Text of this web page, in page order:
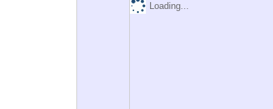
Loading...